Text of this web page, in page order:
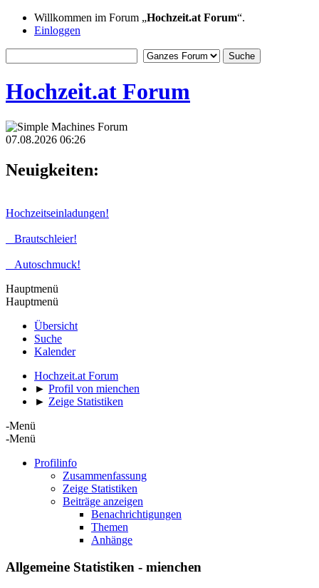
Willkommen im Forum „Hochzeit.at Forum“.
Einloggen
Hochzeit.at Forum
07.08.2026 06:26
Neuigkeiten:
Hochzeitseinladungen!
Brautschleier!
Autoschmuck!
Hauptmenü
Hauptmenü
Übersicht
Suche
Kalender
Hochzeit.at Forum
► Profil von mienchen
► Zeige Statistiken
-Menü
-Menü
Profilinfo
Zusammenfassung
Zeige Statistiken
Beiträge anzeigen
Benachrichtigungen
Themen
Anhänge
Allgemeine Statistiken - mienchen